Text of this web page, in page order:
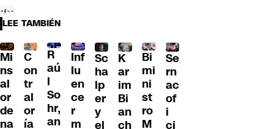
LEE TAMBIÉN
Mi
ns
al
or
de
na
C
on
tr
al
or
ía
R
aú
l
So
hr,
an
Inf
lu
en
ce
r
m
Sc
ha
lp
er
y
el
K
ar
im
Bi
an
ch
Bi
mi
ni
st
ro
M
Se
rn
ac
of
i
ci